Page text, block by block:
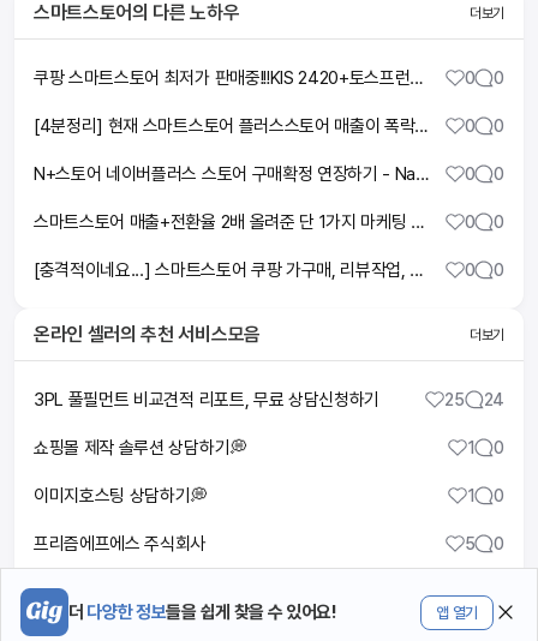
더 다양한 정보들을 쉽게 찾을 수 있어요! 앱 열기
스마트스토어의 다른 노하우 더보기
쿠팡 스마트스토어 최저가 판매중!!!KIS 2420+토스프런트 키인결제 가능 애플페이 결제 가능 페이스페이 결제 가능 구매문의 1522-7221 0 0
[4분정리] 현재 스마트스토어 플러스스토어 매출이 폭락한 이유 0 0
N+스토어 네이버플러스 스토어 구매확정 연장하기 - Naver Shopping 네이버쇼핑, 네이버 스마트스토어 Mobile 0 0
스마트스토어 매출+전환율 2배 올려준 단 1가지 마케팅 비법! (알림받기 쿠폰 아닙니다.) 0 0
[충격적이네요...] 스마트스토어 쿠팡 가구매, 리뷰작업, 체험단 현실 0 0
온라인 셀러의 추천 서비스모음 더보기
3PL 풀필먼트 비교견적 리포트, 무료 상담신청하기 25 24
쇼핑몰 제작 솔루션 상담하기💭 1 0
이미지호스팅 상담하기💭 1 0
프리즘에프에스 주식회사 5 0
태광물류 4